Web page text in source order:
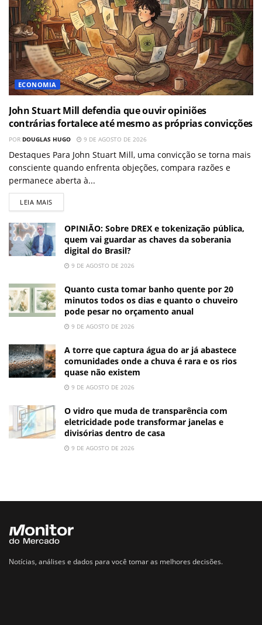
ECONOMIA
John Stuart Mill defendia que ouvir opiniões
contrárias fortalece até mesmo as próprias convicções
POR DOUGLAS HUGO 9 DE AGOSTO DE 2026
Destaques Para John Stuart Mill, uma convicção se torna mais
consciente quando enfrenta objeções, compara razões e
permanece aberta à...
LEIA MAIS
OPINIÃO: Sobre DREX e tokenização pública,
quem vai guardar as chaves da soberania
digital do Brasil?
9 DE AGOSTO DE 2026
Quanto custa tomar banho quente por 20
minutos todos os dias e quanto o chuveiro
pode pesar no orçamento anual
9 DE AGOSTO DE 2026
A torre que captura água do ar já abastece
comunidades onde a chuva é rara e os rios
quase não existem
9 DE AGOSTO DE 2026
O vidro que muda de transparência com
eletricidade pode transformar janelas e
divisórias dentro de casa
9 DE AGOSTO DE 2026
Notícias, análises e dados para você tomar as melhores decisões.